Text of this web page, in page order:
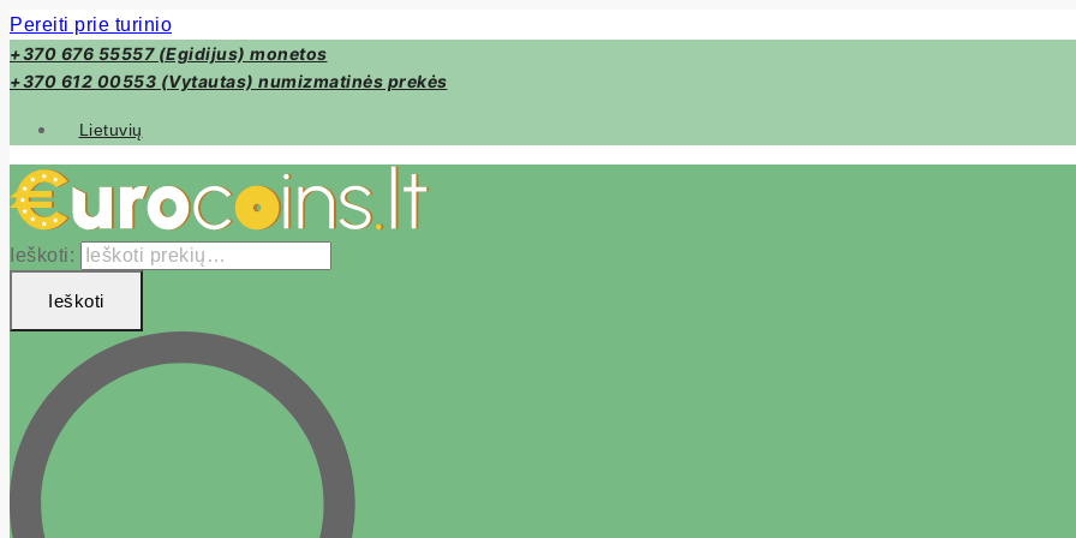
Pereiti prie turinio
+370 676 55557 (Egidijus) monetos
+370 612 00553 (Vytautas) numizmatinės prekės
Lietuvių
Ieškoti:
Ieškoti